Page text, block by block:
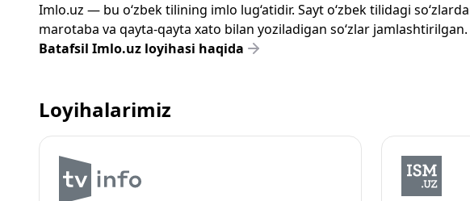
Imlo.uz — bu o‘zbek tilining imlo lug‘atidir. Sayt o‘zbek tilidagi
marotaba va qayta-qayta xato bilan yoziladigan so‘zlar
Batafsil Imlo.uz loyihasi haqida
Loyihalarimiz